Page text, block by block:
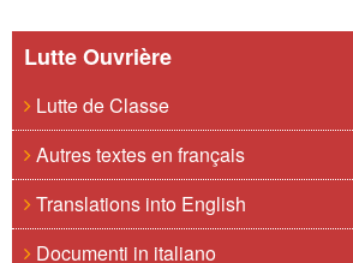
Lutte Ouvrière
Lutte de Classe
Autres textes en français
Translations into English
Documenti in italiano